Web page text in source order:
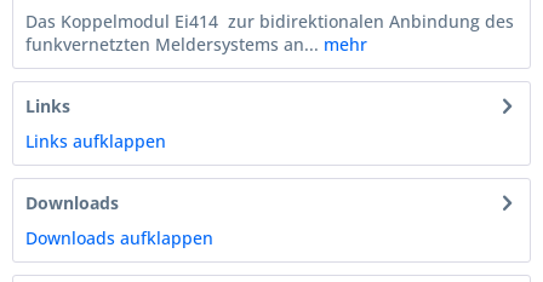
Das Koppelmodul Ei414 zur bidirektionalen Anbindung des
funkvernetzten Meldersystems an... mehr
Links
Links aufklappen
Downloads
Downloads aufklappen